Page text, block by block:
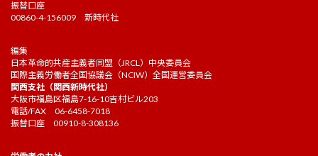
振替口座
00860-4-156009 新時代社
編集
日本革命的共産主義者同盟（JRCL）中央委員会
国際主義労働者全国協議会（NCIW）全国運営委員会
関西支社（関西新時代社）
大阪市福島区福島7-16-10吉村ビル203
電話/FAX 06-6458-7018
振替口座 00910-8-308136